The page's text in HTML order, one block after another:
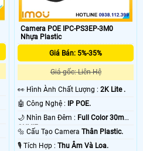
Camera POE IPC-PS3EP-3M0
Nhựa Plastic
Giá Bán: 5%-35%
Giá gốc: Liên Hệ
️👀 Hình Ành Chất Lượng :2K Lite .
🤖️ Công Nghệ : IP POE.
🌙 Nhìn Ban Đêm : Full Color 30m
ONVIF.
🔩 Cấu Tạo CameraThân Plastic.
️🎙 Tích Hợp :Thu Âm Và Loa.